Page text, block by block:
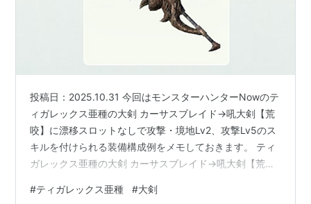
投稿日：2025.10.31 今回はモンスターハンターNowのテ
ィガレックス亜種の大剣 カーサスブレイド→吼大剣【荒
咬】に漂移スロットなしで攻撃・境地Lv2、攻撃Lv5のス
キルを付けられる装備構成例をメモしておきます。 ティ
ガレックス亜種の大剣 カーサスブレイド→吼大剣【荒
漂移スロットなしで攻撃・境地Lv2、攻撃Lv5のスキルを
#ティガレックス亜種 #大剣